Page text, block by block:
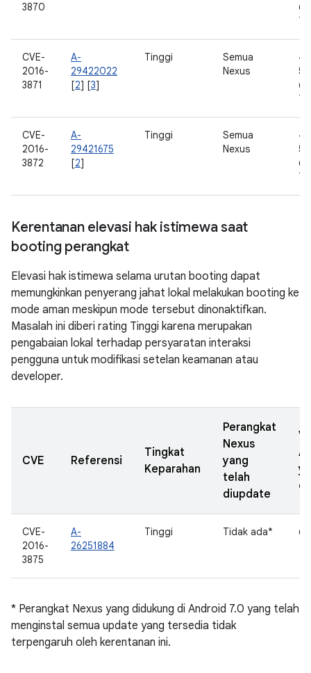
3870
CVE-
2016-
3871
A-
29422022
[2] [3]
Tinggi
Semua
Nexus
CVE-
2016-
3872
A-
29421675
[2]
Tinggi
Semua
Nexus
Kerentanan elevasi hak istimewa saat
booting perangkat
Elevasi hak istimewa selama urutan booting dapat
memungkinkan penyerang jahat lokal melakukan booting ke
mode aman meskipun mode tersebut dinonaktifkan.
Masalah ini diberi rating Tinggi karena merupakan
pengabaian lokal terhadap persyaratan interaksi
pengguna untuk modifikasi setelan keamanan atau
developer.
CVE Referensi
Tingkat
Keparahan
Perangkat
Nexus
yang
telah
diupdate
CVE-
2016-
3875
A-
26251884
Tinggi Tidak ada*
* Perangkat Nexus yang didukung di Android 7.0 yang telah
menginstal semua update yang tersedia tidak
terpengaruh oleh kerentanan ini.